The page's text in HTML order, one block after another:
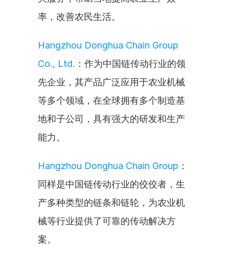
率，改善农民生活。
Hangzhou Donghua Chain Group
Co., Ltd. ：作为中国链传动行业的领
先企业，其产品广泛应用于农业机械
等多个领域，在全球拥有多个制造基
地和子公司，具有强大的研发和生产
能力。
Hangzhou Donghua Chain Group ：
同样是中国链传动行业的佼佼者，生
产多种类型的链条和链轮，为农业机
械等行业提供了可靠的传动解决方
案。